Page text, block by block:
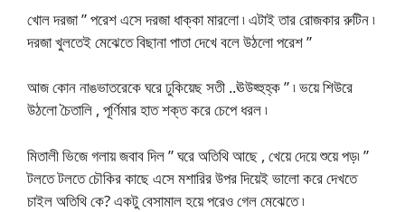
খোল দরজা ” পরেশ এসে দরজা ধাক্কা মারলো ৷ এটাই তার রোজকার রুটিন ৷
দরজা খুলতেই মেঝেতে বিছানা পাতা দেখে বলে উঠলো পরেশ ”
আজ কোন নাঙভাতরেকে ঘরে ঢুকিয়েছ সতী ..ঊউহ্হুহ্ক ” ৷ ভয়ে শিউরে
উঠলো চৈতালি , পূর্ণিমার হাত শক্ত করে চেপে ধরল ৷
মিতালী ভিজে গলায় জবাব দিল ” ঘরে অতিথি আছে , খেয়ে দেয়ে শুয়ে পড়৷ ”
টলতে টলতে চৌকির কাছে এসে মশারির উপর দিয়েই ভালো করে দেখতে
চাইল অতিথি কে? একটু বেসামাল হয়ে পরেও গেল মেঝেতে ৷